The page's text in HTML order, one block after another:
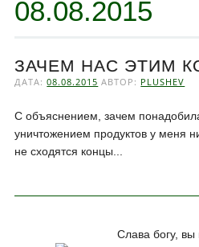
08.08.2015
ЗАЧЕМ НАС ЭТИМ
ДАТА:08.08.2015 АВТОР: PLUSHEV
С объяснением, зачем
уничтожением продуктов у меня
не сходятся концы...
Слава богу,